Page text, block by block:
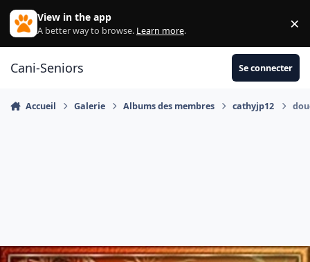
Aller au contenu
View in the app
A better way to browse. Learn more. ×
Cani-Seniors Se connecter
Accueil Galerie Albums des membres cathyjp12